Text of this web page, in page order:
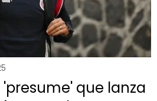
'presume' que lanza